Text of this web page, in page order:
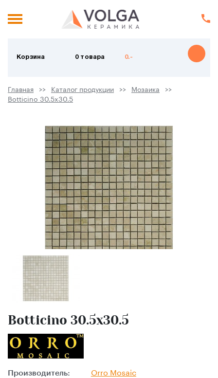
Корзина 0 товара 0.-
Главная Каталог продукции
Мозаика
Botticino 30.5x30.5
Botticino 30.5x30.5
Производитель: Orro Mosaic